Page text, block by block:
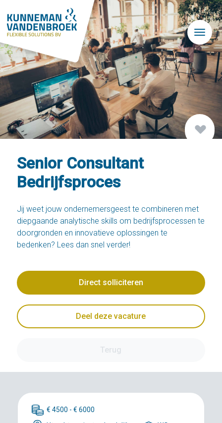
Senior Consultant
Bedrijfsproces
Jij weet jouw ondernemersgeest te combineren met
diepgaande analytische skills om bedrijfsprocessen te
doorgronden en innovatieve oplossingen te
bedenken? Lees dan snel verder!
Direct solliciteren
Deel deze vacature
Terug
€ 4500 - € 6000